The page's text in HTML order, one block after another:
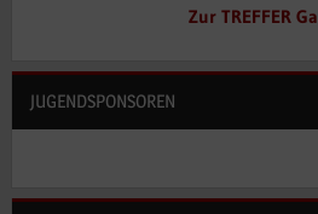
Zur TREFFER
JUGENDSPONSOREN